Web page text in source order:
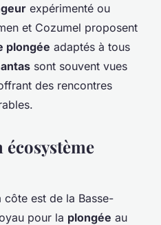
expérimenté ou
et Cozumel proposent
plongée adaptés à tous
sont souvent vues
des rencontres
écosystème
côte est de la Basse-
pour la plongée au